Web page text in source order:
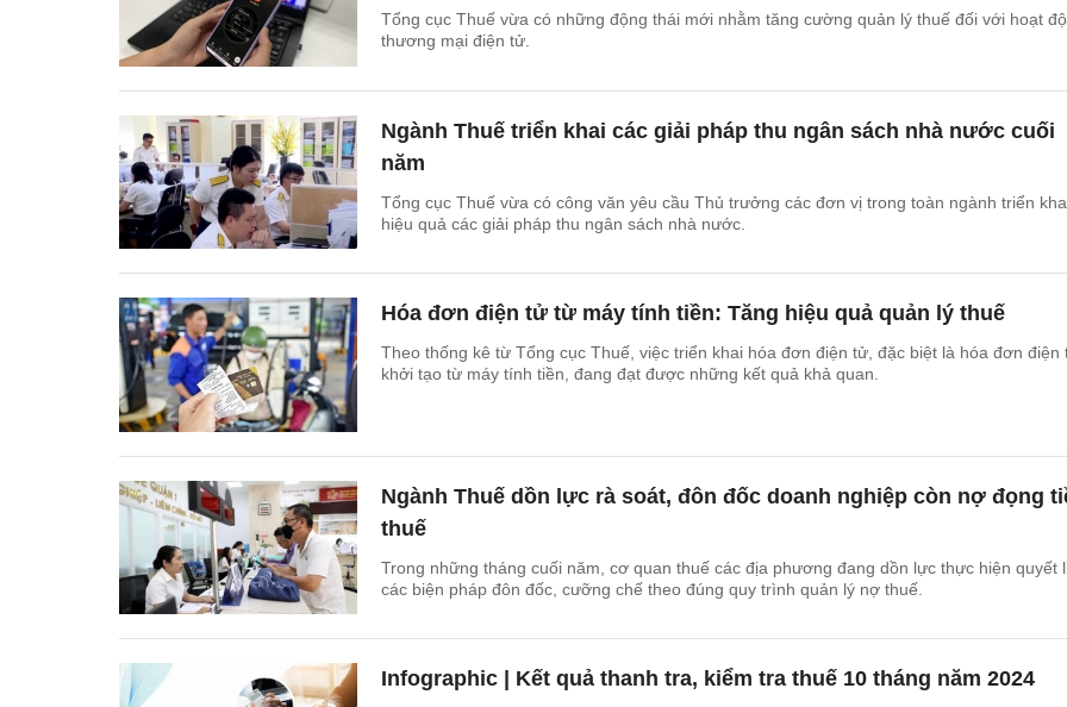
Tổng cục Thuế vừa có những động thái mới nhằm tăng cường quản lý thuế đối với hoạt
thương mại điện tử.
Ngành Thuế triển khai các giải pháp thu ngân sách nhà nước cuối
năm
Tổng cục Thuế vừa có công văn yêu cầu Thủ trưởng các đơn vị trong toàn ngành triển
hiệu quả các giải pháp thu ngân sách nhà nước.
Hóa đơn điện tử từ máy tính tiền: Tăng hiệu quả quản lý thuế
Theo thống kê từ Tổng cục Thuế, việc triển khai hóa đơn điện tử, đặc biệt là hóa đơn điện
khởi tạo từ máy tính tiền, đang đạt được những kết quả khả quan.
Ngành Thuế dồn lực rà soát, đôn đốc doanh nghiệp còn nợ đọng
thuế
Trong những tháng cuối năm, cơ quan thuế các địa phương đang dồn lực thực hiện quyết
các biện pháp đôn đốc, cưỡng chế theo đúng quy trình quản lý nợ thuế.
Infographic | Kết quả thanh tra, kiểm tra thuế 10 tháng năm 2024